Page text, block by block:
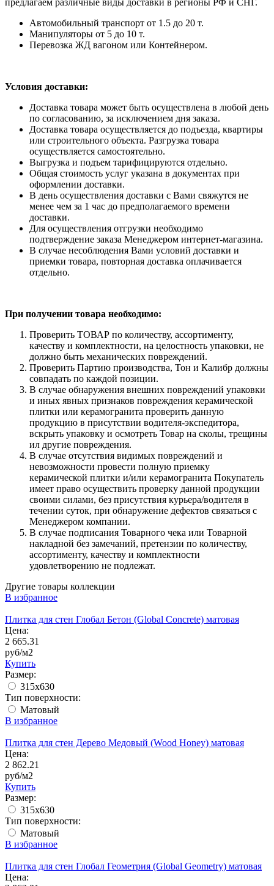
предлагаем различные виды доставки в регионы РФ и СНГ.
Автомобильный транспорт от 1.5 до 20 т.
Манипуляторы от 5 до 10 т.
Перевозка ЖД вагоном или Контейнером.
Условия доставки:
Доставка товара может быть осуществлена в любой день
по согласованию, за исключением дня заказа.
Доставка товара осуществляется до подъезда, квартиры
или строительного объекта. Разгрузка товара
осуществляется самостоятельно.
Выгрузка и подъем тарифицируются отдельно.
Общая стоимость услуг указана в документах при
оформлении доставки.
В день осуществления доставки с Вами свяжутся не
менее чем за 1 час до предполагаемого времени
доставки.
Для осуществления отгрузки необходимо
подтверждение заказа Менеджером интернет-магазина.
В случае несоблюдения Вами условий доставки и
приемки товара, повторная доставка оплачивается
отдельно.
При получении товара необходимо:
Проверить ТОВАР по количеству, ассортименту,
качеству и комплектности, на целостность упаковки, не
должно быть механических повреждений.
Проверить Партию производства, Тон и Калибр должны
совпадать по каждой позиции.
В случае обнаружения внешних повреждений упаковки
и иных явных признаков повреждения керамической
плитки или керамогранита проверить данную
продукцию в присутствии водителя-экспедитора,
вскрыть упаковку и осмотреть Товар на сколы, трещины
ил другие повреждения.
В случае отсутствия видимых повреждений и
невозможности провести полную приемку
керамической плитки и/или керамогранита Покупатель
имеет право осуществить проверку данной продукции
своими силами, без присутствия курьера/водителя в
течении суток, при обнаружение дефектов связаться с
Менеджером компании.
В случае подписания Товарного чека или Товарной
накладной без замечаний, претензии по количеству,
ассортименту, качеству и комплектности
удовлетворению не подлежат.
Другие товары коллекции
В избранное
Плитка для стен Глобал Бетон (Global Concrete) матовая
Цена:
2 665.31
руб/м2
Купить
Размер:
315x630
Тип поверхности:
Матовый
В избранное
Плитка для стен Дерево Медовый (Wood Honey) матовая
Цена:
2 862.21
руб/м2
Купить
Размер:
315x630
Тип поверхности:
Матовый
В избранное
Плитка для стен Глобал Геометрия (Global Geometry) матовая
Цена: